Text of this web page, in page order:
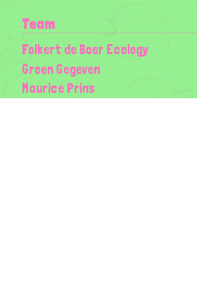
Team
Folkert de Boer Ecology
Groen Gegeven
Maurice Prins